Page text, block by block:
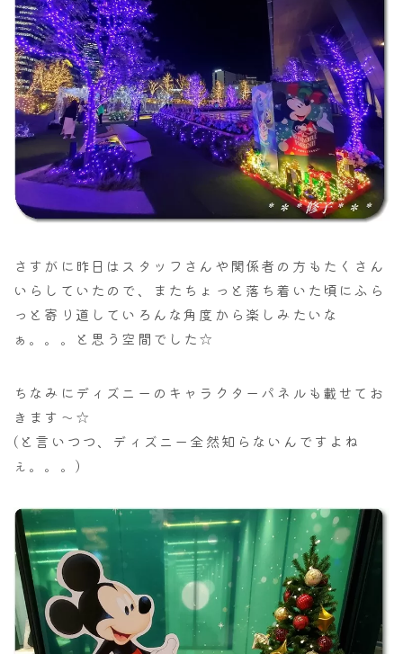
さすがに昨日はスタッフさんや関係者の方もたくさん
いらしていたので、またちょっと落ち着いた頃にふら
っと寄り道していろんな角度から楽しみたいな
ぁ。。。と思う空間でした☆
ちなみにディズニーのキャラクターパネルも載せてお
きます～☆
(と言いつつ、ディズニー全然知らないんですよね
ぇ。。。)